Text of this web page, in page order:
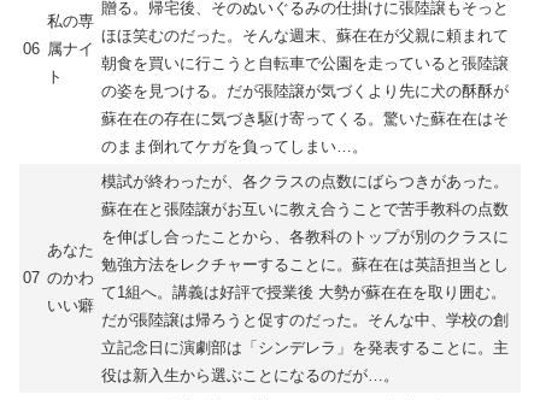
06
私の専
属ナイ
ト
贈る。帰宅後、そのぬいぐるみの仕掛けに張陸譲もそっと
ほほ笑むのだった。そんな週末、蘇在在が父親に頼まれて
朝食を買いに行こうと自転車で公園を走っていると張陸譲
の姿を見つける。だが張陸譲が気づくより先に犬の酥酥が
蘇在在の存在に気づき駆け寄ってくる。驚いた蘇在在はそ
のまま倒れてケガを負ってしまい…。
07
あなた
のかわ
いい癖
模試が終わったが、各クラスの点数にばらつきがあった。
蘇在在と張陸譲がお互いに教え合うことで苦手教科の点数
を伸ばし合ったことから、各教科のトップが別のクラスに
勉強方法をレクチャーすることに。蘇在在は英語担当とし
て1組へ。講義は好評で授業後 大勢が蘇在在を取り囲む。
だが張陸譲は帰ろうと促すのだった。そんな中、学校の創
立記念日に演劇部は「シンデレラ」を発表することに。主
役は新入生から選ぶことになるのだが…。